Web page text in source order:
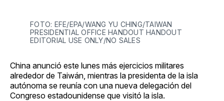
FOTO: EFE/EPA/WANG YU CHING/TAIWAN
PRESIDENTIAL OFFICE HANDOUT HANDOUT
EDITORIAL USE ONLY/NO SALES
China anunció este lunes más ejercicios militares
alrededor de Taiwán, mientras la presidenta de la isla
autónoma se reunía con una nueva delegación del
Congreso estadounidense que visitó la isla.